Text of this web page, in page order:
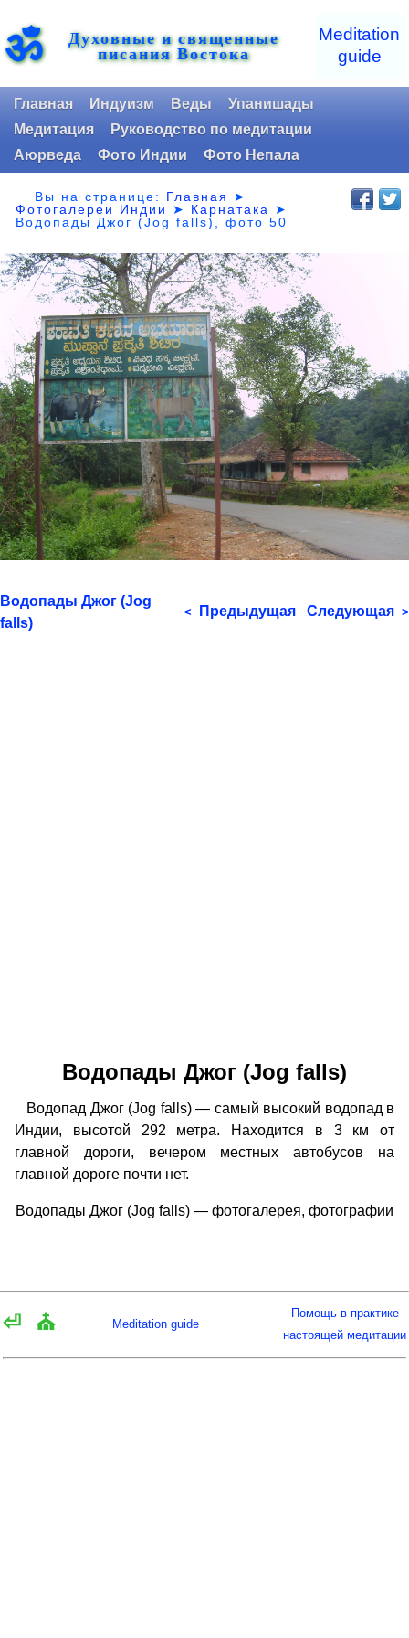
ॐ Духовные и священные
писания Востока
Meditation
guide
Главная Индуизм Веды
Упанишады
Медитация
Руководство по медитации
Аюрведа
Фото Индии Фото Непала
Вы на странице: Главная
➤
Фотогалереи Индии
➤ Карнатака
➤
Водопады Джог (Jog falls), фото 50
Водопады Джог (Jog
falls)
< Предыдущая Следующая >
Водопады Джог (Jog falls)
Водопад Джог (Jog falls) — самый высокий водопад в
Индии, высотой 292 метра. Находится в 3 км от
главной дороги, вечером местных автобусов на
главной дороге почти нет.
Водопады Джог (Jog falls) — фотогалерея, фотографии
⏎ ⛪ Meditation guide
Помощь в практике
настоящей медитации